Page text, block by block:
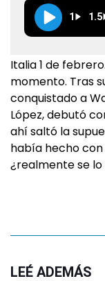
1 1.5
Italia 1 de
momento. Tras
conquistado a
López, debutó
ahí saltó la
había hecho
¿realmente se lo
LEÉ ADEMÁS